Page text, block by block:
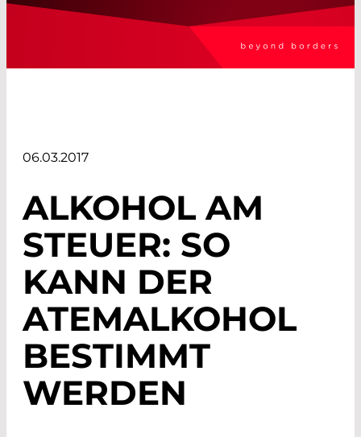
06.03.2017
ALKOHOL AM
STEUER: SO
KANN DER
ATEMALKOHOL
BESTIMMT
WERDEN